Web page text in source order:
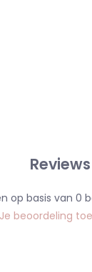
Reviews
op basis van 0
beoordeling